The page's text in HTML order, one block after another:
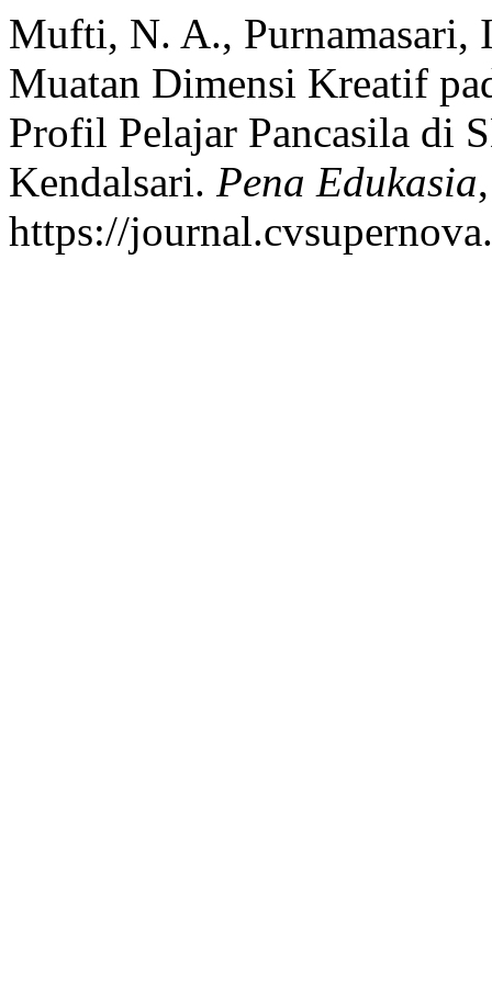
Mufti, N. A.,
Muatan Dimensi Kreatif
Profil Pelajar Pancasila di
Kendalsari. Pena Edukasia
https://